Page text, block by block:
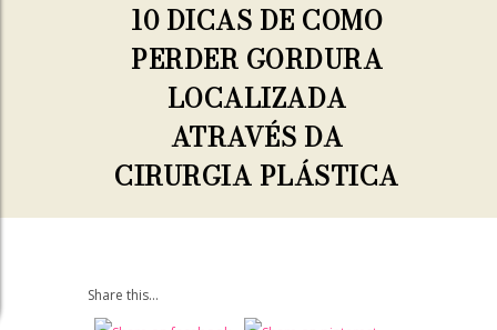
10 DICAS DE COMO
PERDER GORDURA
LOCALIZADA
ATRAVÉS DA
CIRURGIA PLÁSTICA
Share this...